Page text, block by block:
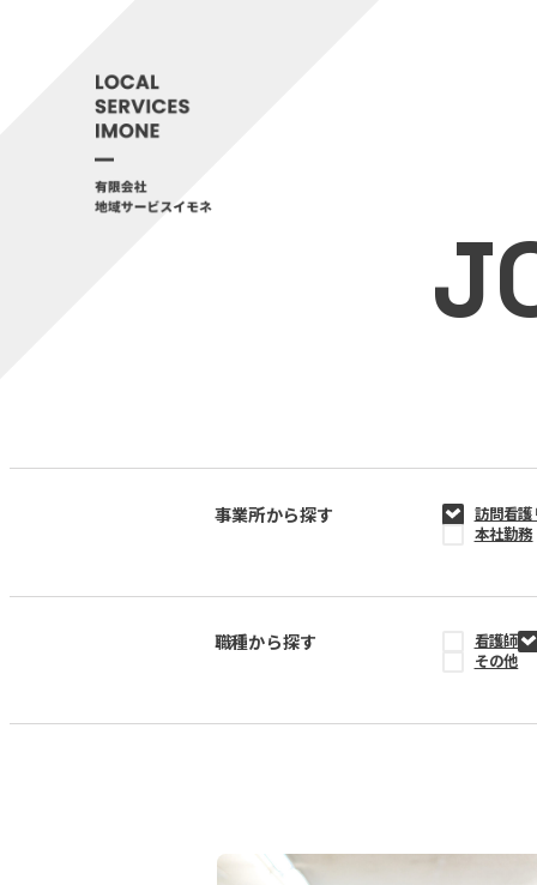
事業所から探す
訪問看
本社勤務
職種から探す
看護師
その他